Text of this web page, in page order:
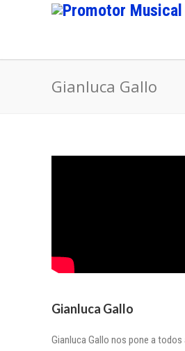
Gianluca Gallo
Gianluca Gallo
Gianluca Gallo nos pone a todos